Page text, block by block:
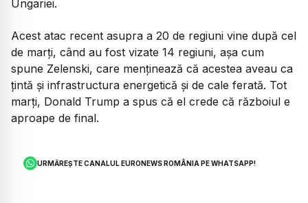
Ungariei.
Acest atac recent asupra a 20 de regiuni vine după cel
de marți, când au fost vizate 14 regiuni, așa cum
spune Zelenski, care menținează că acestea aveau ca
țintă și infrastructura energetică și de cale ferată. Tot
marți, Donald Trump a spus că el crede că războiul e
aproape de final.
URMĂREȘTE CANALUL EURONEWS ROMÂNIA PE WHATSAPP!